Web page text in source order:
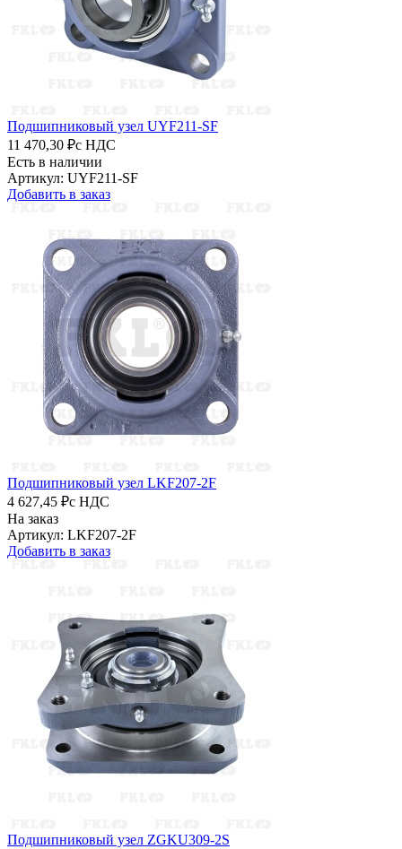
Подшипниковый узел UYF211-SF
11 470,30 ₽с НДС
Есть в наличии
Артикул: UYF211-SF
Добавить в заказ
Подшипниковый узел LKF207-2F
4 627,45 ₽с НДС
На заказ
Артикул: LKF207-2F
Добавить в заказ
Подшипниковый узел ZGKU309-2S